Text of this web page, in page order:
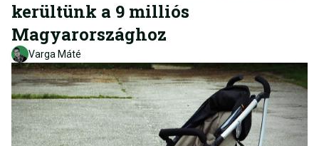
kerültünk a 9 milliós
Magyarországhoz
Varga Máté